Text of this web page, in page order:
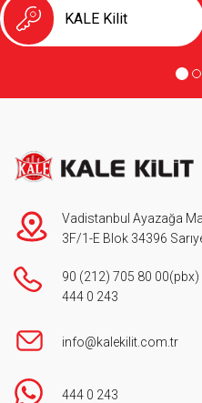
KALE Kilit
Vadistanbul Ayazağa
3F/1-E Blok 34396
90 (212) 705 80 00(pbx)
444 0 243
info@kalekilit.com.tr
444 0 243